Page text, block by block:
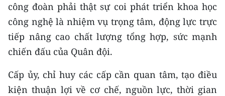
công đoàn phải thật sự coi phát triển khoa học
công nghệ là nhiệm vụ trọng tâm, động lực trực
tiếp nâng cao chất lượng tổng hợp, sức mạnh
chiến đấu của Quân đội.
Cấp ủy, chỉ huy các cấp cần quan tâm, tạo điều
kiện thuận lợi về cơ chế, nguồn lực, thời gian